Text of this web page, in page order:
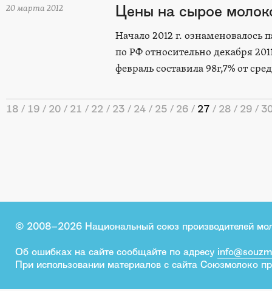
20 марта 2012 Цены на сырое
Начало 2012 г.
по РФ относительно декабря
февраль составила 98г,7% от
18 19 20 21 22 23 24 25 26 27 28 29
© 2008–2026 Национальный союз производителей
Об ошибках на сайте сообщайте по адресу
При использовании материалов с сайта Союзмолоко